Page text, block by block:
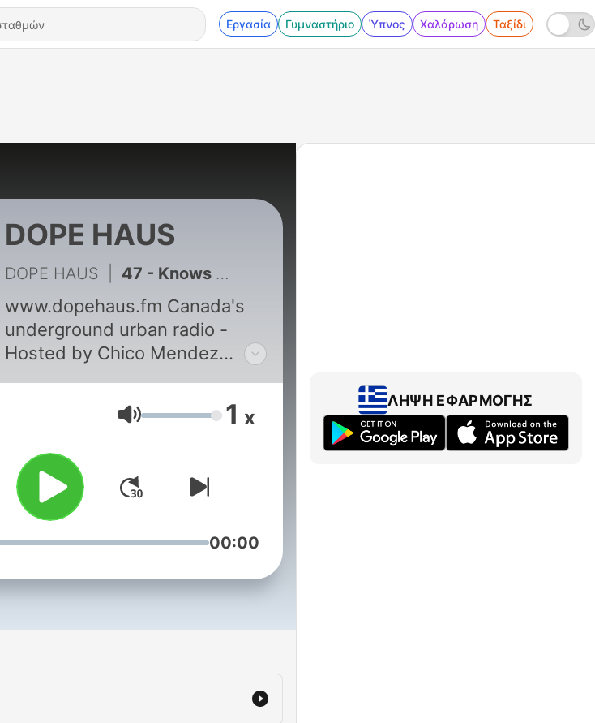
Εργασία Γυμναστήριο Ύπνος Χαλάρωση Ταξίδι
DOPE HAUS
DOPE HAUS 47 - Knows X DOPE HAUS
www.dopehaus.fm Canada's
underground urban radio -
Hosted by Chico Mendez
broadcast in Vancouver
biweekly SATURDAY 9-10pm
Ένταση 1 x
00:00
ΛΉΨΗ ΕΦΑΡΜΟΓΉΣ